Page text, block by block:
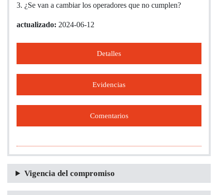
3. ¿Se van a cambiar los operadores que no cumplen?
actualizado: 2024-06-12
Detalles
Evidencias
Comentarios
Vigencia del compromiso